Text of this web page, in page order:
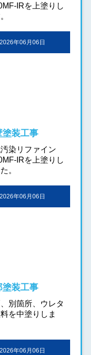
IRを上塗りし
年06月06日
塗装工事
染リファイン
IRを上塗りし
。
年06月06日
塗装工事
別箇所、ウレタ
を中塗りしま
年06月06日